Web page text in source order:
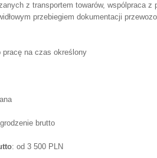
z transportem towarów, wspólpraca z
przebiegiem dokumentacji
pracę na czas określony
brutto
: od 3 500 PLN